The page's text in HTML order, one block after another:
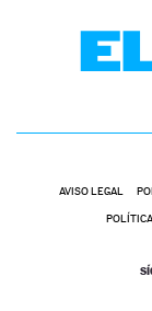
AVISO LEGAL